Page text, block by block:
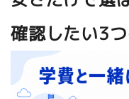
確認したい3